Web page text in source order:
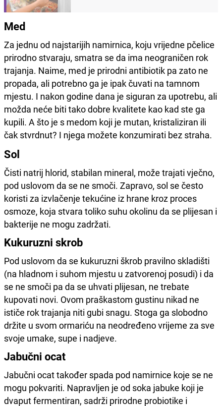
Med
Za jednu od najstarijih namirnica, koju vrijedne pčelice
prirodno stvaraju, smatra se da ima neograničen rok
trajanja. Naime, med je prirodni antibiotik pa zato ne
propada, ali potrebno ga je ipak čuvati na tamnom
mjestu. I nakon godine dana je siguran za upotrebu, ali
možda neće biti tako dobre kvalitete kao kad ste ga
kupili. A što je s medom koji je mutan, kristaliziran ili
čak stvrdnut? I njega možete konzumirati bez straha.
Sol
Čisti natrij hlorid, stabilan mineral, može trajati vječno,
pod uslovom da se ne smoči. Zapravo, sol se često
koristi za izvlačenje tekućine iz hrane kroz proces
osmoze, koja stvara toliko suhu okolinu da se plijesan i
bakterije ne mogu zadržati.
Kukuruzni skrob
Pod uslovom da se kukuruzni škrob pravilno skladišti
(na hladnom i suhom mjestu u zatvorenoj posudi) i da
se ne smoči pa da se uhvati plijesan, ne trebate
kupovati novi. Ovom praškastom gustinu nikad ne
ističe rok trajanja niti gubi snagu. Stoga ga slobodno
držite u svom ormariću na neodređeno vrijeme za sve
svoje umake, supe i nadjeve.
Jabučni ocat
Jabučni ocat također spada pod namirnice koje se ne
mogu pokvariti. Napravljen je od soka jabuke koji je
dvaput fermentiran, sadrži prirodne probiotike i